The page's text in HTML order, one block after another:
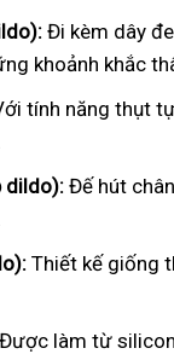
Đi kèm dây
khoảnh khắc
tính năng thụt
dildo):Đế hút
Thiết kế giống
Được làm từ